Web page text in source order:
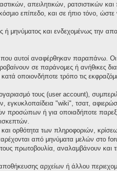
απειλητικών, ρατσιστικών
επίπεδο, και σε ήπιο τόνο,
μηνύματος και ενδεχομένως την
που αυτοί αναφέρθηκαν παραπάνω.
σε παράνομες ή ανήθικες
οποιονδήποτε τρόπο τις
τους (user account),
εγκυκλοπαίδεια "wiki", τσατ,
προσώπων ή για οποιαδήποτε
και ορθότητα των πληροφοριών,
από μηνύματα μελών στο
πρωτοβουλία, αναλαμβάνουν και
αρχείων ή άλλου